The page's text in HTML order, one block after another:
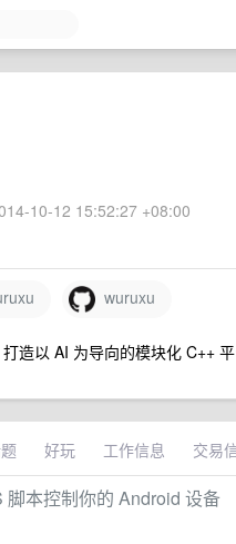
10-12 15:52:27 +08:00
wuruxu
造以 AI 为导向的模块化 C++
好玩 工作信息 交易
本控制你的 Android 设备